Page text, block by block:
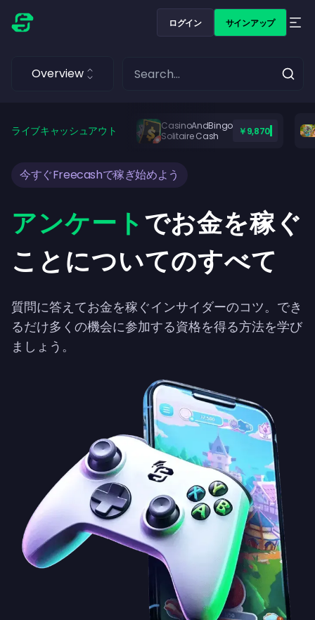
ログイン サインアップ
Overview
ライブキャッシュアウト
CasinoAndBingo
Solitaire Cash
￥9,870
今すぐFreecashで稼ぎ始めよう
アンケートでお金を稼ぐ
ことについてのすべて
質問に答えてお金を稼ぐインサイダーのコツ。でき
るだけ多くの機会に参加する資格を得る方法を学び
ましょう。